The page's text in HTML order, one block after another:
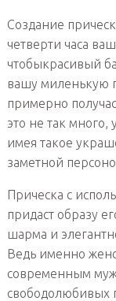
Создание
четверти часа
чтобыкрасивый
вашу миленькую
примерно
это не так много,
имея такое
заметной
Прическа с
придаст образу
шарма и
Ведь именно
современным
свободолюбивых